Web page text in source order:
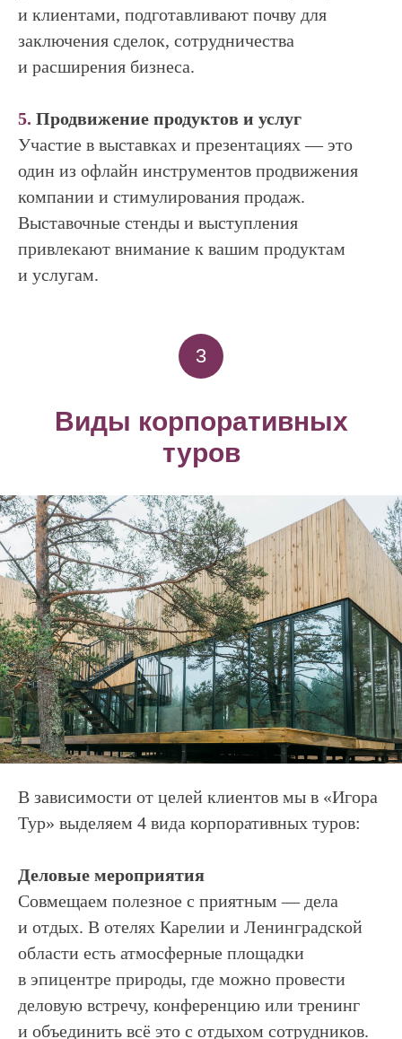
и клиентами, подготавливают почву для
заключения сделок, сотрудничества
и расширения бизнеса.
5. Продвижение продуктов и услуг
Участие в выставках и презентациях — это
один из офлайн инструментов продвижения
компании и стимулирования продаж.
Выставочные стенды и выступления
привлекают внимание к вашим продуктам
и услугам.
3
Виды корпоративных
туров
В зависимости от целей клиентов мы в «Игора
Тур» выделяем 4 вида корпоративных туров:
Деловые мероприятия
Совмещаем полезное с приятным — дела
и отдых. В отелях Карелии и Ленинградской
области есть атмосферные площадки
в эпицентре природы, где можно провести
деловую встречу, конференцию или тренинг
и объединить всё это с отдыхом сотрудников.